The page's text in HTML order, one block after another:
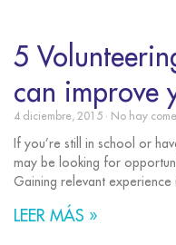
5
can improve
4 diciembre, 2015 No hay
If you’re still in school or
may be looking for
Gaining relevant experience
LEER MÁS »